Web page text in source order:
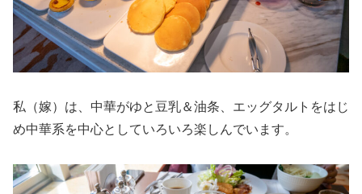
私（嫁）は、中華がゆと豆乳＆油条、エッグタルトをはじ
め中華系を中心としていろいろ楽しんでいます。